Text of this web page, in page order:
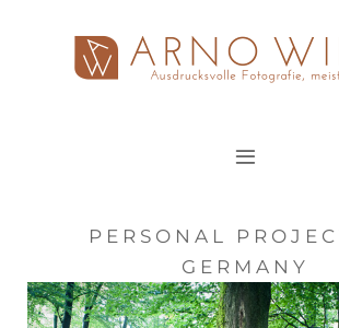
springen
PERSONAL
GERMANY